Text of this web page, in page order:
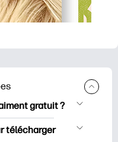
gratuit ?
2500
à
télécharger